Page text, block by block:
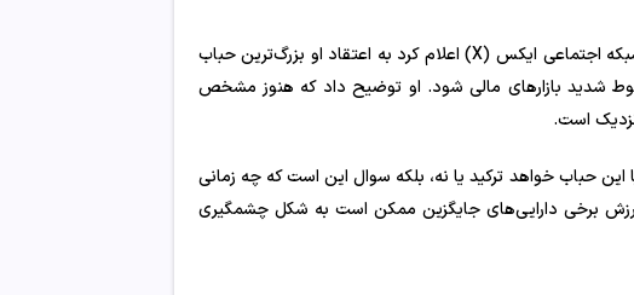
کیوساکی که سال‌ها درباره آسیب‌پذیری نظام مالی جهانی هشدار داده، در پیامی در شبکه اجتماعی ایکس (X) اعلام کرد به اعتقاد او بزرگ‌ترین حباب
شدید بازارهای مالی شود. او توضیح داد که هنوز مشخص
است.
حباب خواهد ترکید یا نه، بلکه سوال این است که چه زمانی
ارزش برخی دارایی‌های جایگزین ممکن است به شکل چشمگیری